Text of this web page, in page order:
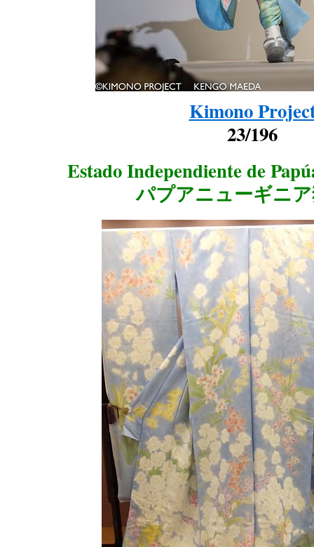
Kimono
23/196
Estado Independiente de
パプアニューギニ